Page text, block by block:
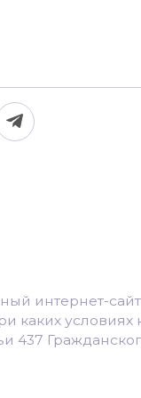
сайт носит
условиях не